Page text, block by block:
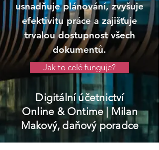
usnadňuje plánování, zvyšuje
efektivitu práce a zajišťuje
trvalou dostupnost všech
dokumentů.
Jak to celé funguje?
Digitální účetnictví
Online & Ontime| Milan
Makový, daňový poradce